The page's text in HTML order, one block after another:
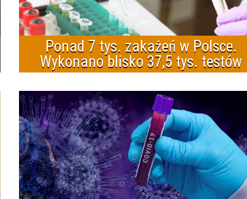
Ponad 7 tys. zakażeń w Polsce.
Wykonano blisko 37,5 tys. testów